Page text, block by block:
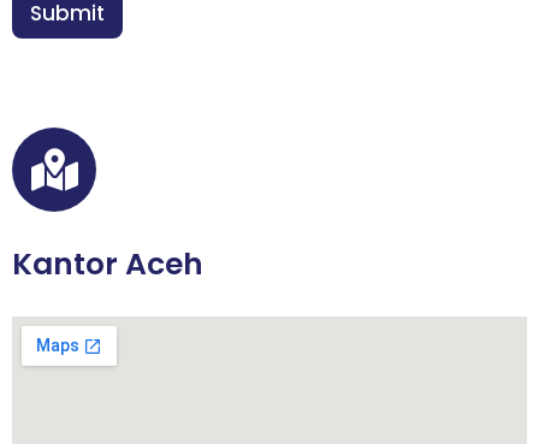
E
n
*
Submit
Kantor Aceh